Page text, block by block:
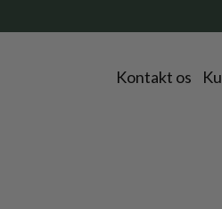
Kontakt os